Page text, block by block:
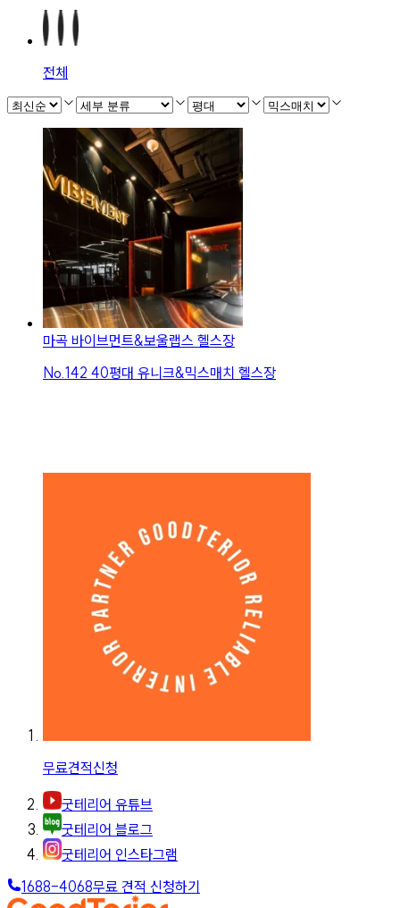
전체
마곡 바이브먼트&보울랩스 헬스장
No. 142 40평대 유니크&믹스매치 헬스장
무료견적신청
굿테리어 유튜브
굿테리어 블로그
굿테리어 인스타그램
1688-4068무료 견적 신청하기